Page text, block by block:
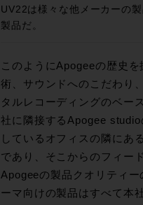
UV22は様々な他メーカーの
製品だ。
このようにApogeeの歴史
術、サウンドへのこだわり
タルレコーディングのベー
社に隣接するApogee
しているオフィスの隣にあ
であり、そこからのフィー
Apogeeの製品クオリティ
ーマ向けの製品はすべて本